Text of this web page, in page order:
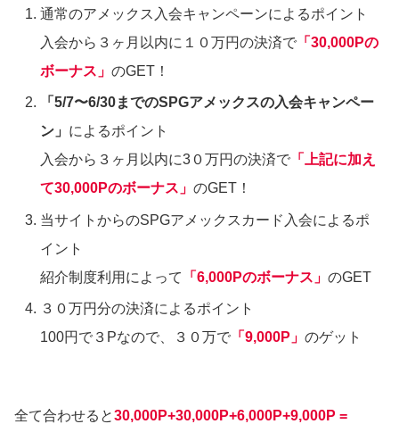
通常のアメックス入会キャンペーンによるポイント
入会から３ヶ月以内に１０万円の決済で 「30,000Pの
ボーナス」のGET！
「5/7〜6/30までのSPGアメックスの入会キャンペー
ン」 によるポイント
入会から３ヶ月以内に3０万円の決済で 「上記に加え
て30,000Pのボーナス」のGET！
当サイトからのSPGアメックスカード入会によるポ
イント
紹介制度利用によって
「6,000Pのボーナス」のGET
３０万円分の決済によるポイント
100円で３Pなので、３０万で 「9,000P」のゲット
全て合わせると30,000P+30,000P+6,000P+9,000P =